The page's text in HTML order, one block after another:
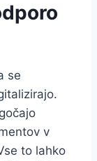
se
v
to lahko